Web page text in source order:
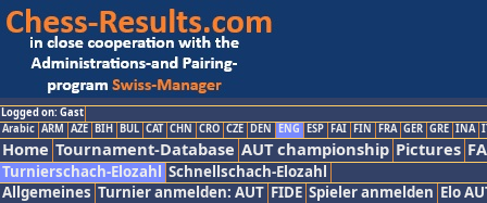
Logged on: Gast
Arabic ARM AZE BIH BUL CAT CHN CRO CZE DEN ENG ESP FAI FIN FRA GER GRE INA
Home Tournament-Database AUT championship Pictures
Turnierschach-Elozahl Schnellschach-Elozahl
Allgemeines Turnier anmelden: AUT FIDE Spieler anmelden Elo